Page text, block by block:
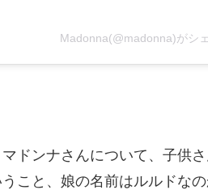
Madonna(@madonna)がシ
ドンナさんについて、子供
うこと、娘の名前はルルドな